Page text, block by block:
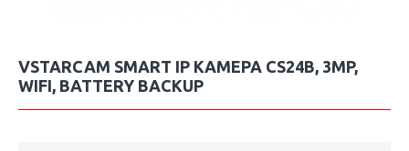
VSTARCAM SMART IP ΚΆΜΕΡΑ CS24B, 3MP,
WIFI, BATTERY BACKUP